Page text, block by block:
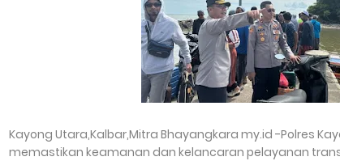
Kayong Utara,Kalbar,Mitra Bhayangkara my.id -Polres
memastikan keamanan dan kelancaran pelayanan